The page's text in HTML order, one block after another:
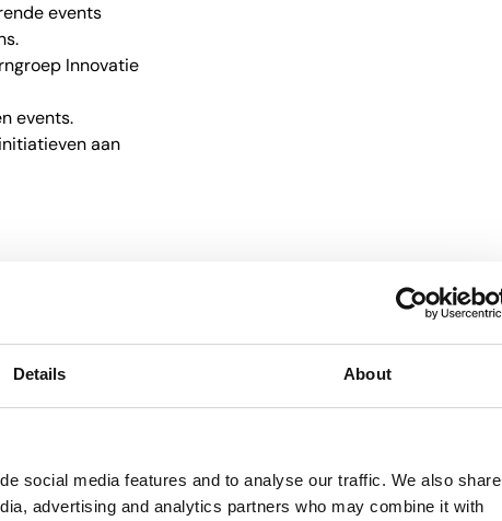
Details About
social media features and to analyse our traffic. We also share
advertising and analytics partners who may combine it with
events
Innovatie
events.
aan
de media of
is niet per se
de